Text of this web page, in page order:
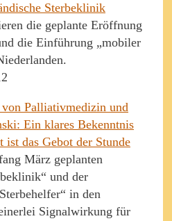
Sterbeklinik
die geplante Eröffnung
die Einführung „mobiler
Palliativmedizin und
Ein klares Bekenntnis
ist das Gebot der Stunde
März geplanten
und der
in den
Signalwirkung für